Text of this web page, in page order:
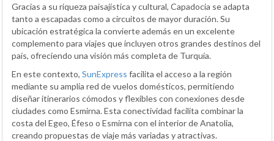
Gracias a su riqueza paisajística y cultural, Capadocia se adapta
tanto a escapadas como a circuitos de mayor duración. Su
ubicación estratégica la convierte además en un excelente
complemento para viajes que incluyen otros grandes destinos del
país, ofreciendo una visión más completa de Turquía.
En este contexto, SunExpress facilita el acceso a la región
mediante su amplia red de vuelos domésticos, permitiendo
diseñar itinerarios cómodos y flexibles con conexiones desde
ciudades como Esmirna. Esta conectividad facilita combinar la
costa del Egeo, Éfeso o Esmirna con el interior de Anatolia,
creando propuestas de viaje más variadas y atractivas.